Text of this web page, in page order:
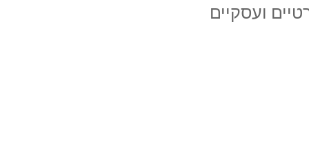
ועסקיים